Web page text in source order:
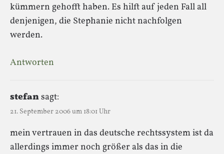
kümmern gehofft haben. Es hilft auf jeden Fall all
denjenigen, die Stephanie nicht nachfolgen
werden.
Antworten
stefansagt:
21. September 2006 um 18:01 Uhr
mein vertrauen in das deutsche rechtssystem ist da
allerdings immer noch größer als das in die